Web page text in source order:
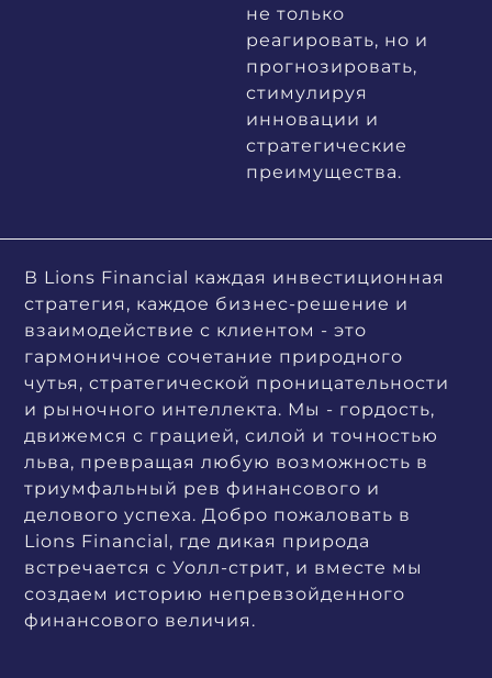
не только
реагировать, но и
прогнозировать,
стимулируя
инновации и
стратегические
преимущества.
В Lions Financial каждая инвестиционная
стратегия, каждое бизнес-решение и
взаимодействие с клиентом - это
гармоничное сочетание природного
чутья, стратегической проницательности
и рыночного интеллекта. Мы - гордость,
движемся с грацией, силой и точностью
льва, превращая любую возможность в
триумфальный рев финансового и
делового успеха. Добро пожаловать в
Lions Financial, где дикая природа
встречается с Уолл-стрит, и вместе мы
создаем историю непревзойденного
финансового величия.